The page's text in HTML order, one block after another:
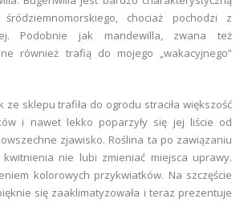
chociaż pochodzi z
Podobnie jak mandewilla, zwana też
również trafią do mojego „wakacyjnego”
ze sklepu trafiła do ogrodu straciła większość
i nawet lekko poparzyły się jej liście od
zjawisko. Roślina ta po zawiązaniu
nie lubi zmieniać miejsca uprawy.
kolorowych przykwiatków. Na szczęście
się zaaklimatyzowała i teraz prezentuje